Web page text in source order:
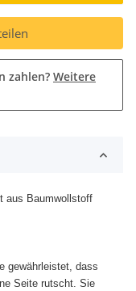
zahlen? Weitere
aus Baumwollstoff
gewährleistet, dass
Seite rutscht. Sie